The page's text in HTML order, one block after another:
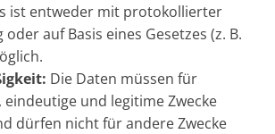
ist entweder mit protokollierter
oder auf Basis eines Gesetzes (z. B.
Die Daten müssen für
eindeutige und legitime Zwecke
dürfen nicht für andere Zwecke